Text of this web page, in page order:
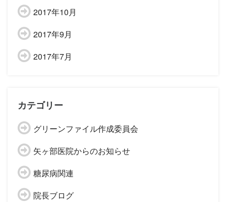
2017年10月
2017年9月
2017年7月
カテゴリー
グリーンファイル作成委員会
矢ヶ部医院からのお知らせ
糖尿病関連
院長ブログ